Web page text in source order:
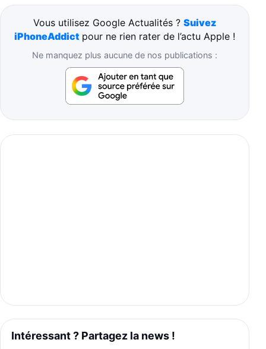
Vous utilisez Google Actualités ? Suivez
iPhoneAddict pour ne rien rater de l’actu Apple !
Ne manquez plus aucune de nos publications :
Intéressant ? Partagez la news !